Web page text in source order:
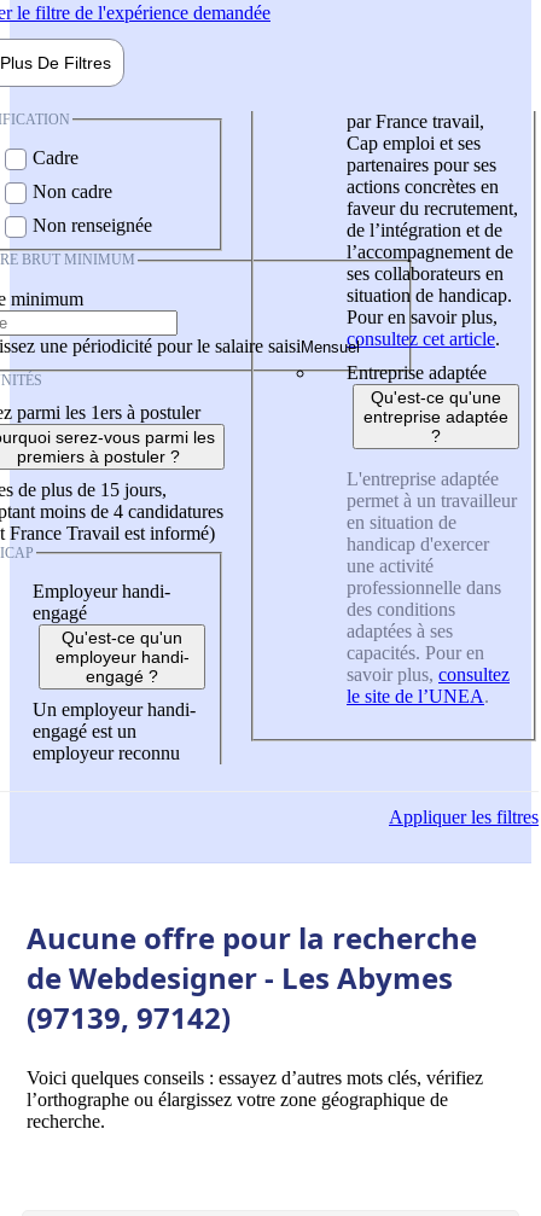
le filtre de l'expérience demandée
Plus De Filtres
Cadre
Non cadre
Non renseignée
BRUT MINIMUM
minimum
une périodicité pour le salaire saisi
parmi les 1ers à postuler
serez-vous parmi les
premiers à postuler ?
de plus de 15 jours,
moins de 4 candidatures
France Travail est informé)
Employeur handi-
engagé
Qu'est-ce qu'un
employeur handi-
engagé ?
Un employeur handi-
engagé est un
employeur reconnu
par France travail,
Cap emploi et ses
partenaires pour ses
actions concrètes en
faveur du recrutement,
de l’intégration et de
l’accompagnement de
ses collaborateurs en
situation de handicap.
Pour en savoir plus,
consultez cet article.
Entreprise adaptée
Qu'est-ce qu'une
entreprise adaptée
?
L'entreprise adaptée
permet à un travailleur
en situation de
handicap d'exercer
une activité
professionnelle dans
des conditions
adaptées à ses
capacités. Pour en
savoir plus, consultez
le site de l’UNEA.
Appliquerles filtres
Aucune offre pour la recherche
de Webdesigner - Les Abymes
(97139, 97142)
Voici quelques conseils : essayez d’autres mots clés, vérifiez
l’orthographe ou élargissez votre zone géographique de
recherche.